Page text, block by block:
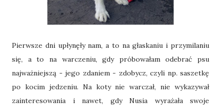
Pierwsze dni upłynęły nam, a to na głaskaniu i przymilaniu
się, a to na warczeniu, gdy próbowałam odebrać psu
najważniejszą - jego zdaniem - zdobycz, czyli np. saszetkę
po kocim jedzeniu. Na koty nie warczał, nie wykazywał
zainteresowania i nawet, gdy Nusia wyrażała swoje